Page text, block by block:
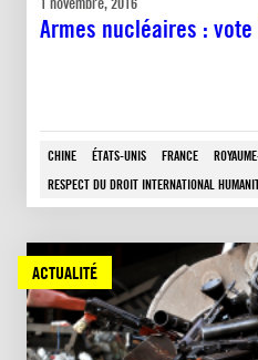
Armes nucléaires : vote
CHINE ÉTATS-UNIS FRANCE
RESPECT DU DROIT INTERNATIONAL
ACTUALITÉ